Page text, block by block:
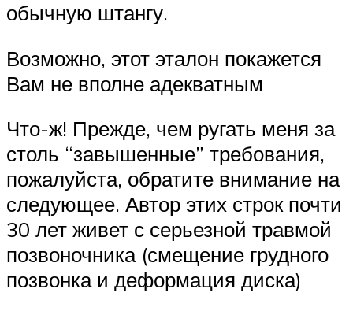
обычную штангу.
Возможно, этот эталон покажется
Вам не вполне адекватным
Что-ж! Прежде, чем ругать меня за
столь “завышенные” требования,
пожалуйста, обратите внимание на
следующее. Автор этих строк почти
30 лет живет с серьезной травмой
позвоночника (смещение грудного
позвонка и деформация диска)